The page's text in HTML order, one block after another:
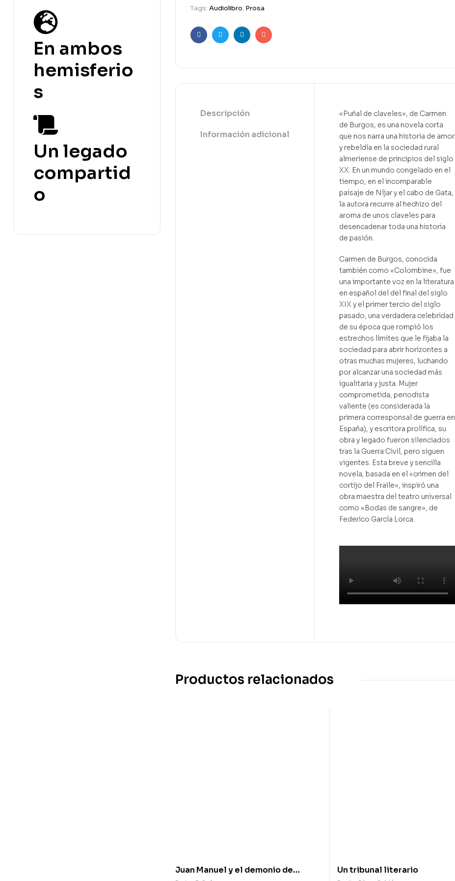
Tags: Audiolibro, Prosa
FacebookTwitterLinkedinEmail
Descripción
Información adicional
«Puñal de claveles», de Carmen
de Burgos, es una novela corta
que nos narra una historia de amor
y rebeldía en la sociedad rural
almeriense de principios del siglo
XX. En un mundo congelado en el
tiempo, en el incomparable
paisaje de Níjar y el cabo de Gata,
la autora recurre al hechizo del
aroma de unos claveles para
desencadenar toda una historia
de pasión.
Carmen de Burgos, conocida
también como «Colombine», fue
una importante voz en la literatura
en español del del final del siglo
XIX y el primer tercio del siglo
pasado, una verdadera celebridad
de su época que rompió los
estrechos límites que le fijaba la
sociedad para abrir horizontes a
otras muchas mujeres, luchando
por alcanzar una sociedad más
igualitaria y justa. Mujer
comprometida, periodista
valiente (es considerada la
primera corresponsal de guerra en
España), y escritora prolífica, su
obra y legado fueron silenciados
tras la Guerra Civil, pero siguen
vigentes. Esta breve y sencilla
novela, basada en el «crimen del
cortijo del Fraile», inspiró una
obra maestra del teatro universal
como «Bodas de sangre», de
Federico García Lorca.
Productos relacionados
Juan Manuel y el demonio de
Un tribunal literario
En ambos
hemisferio
s
Un legado
compartid
o